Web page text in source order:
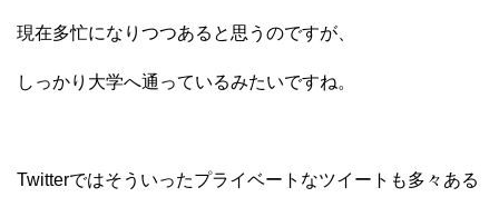
現在多忙になりつつあると思うのですが、
しっかり大学へ通っているみたいですね。
Twitterではそういったプライベートなツイートも多々ある